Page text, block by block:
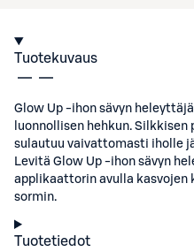
Tuotekuvaus
Glow Up -ihon sävyn
luonnollisen hehkun.
sulautuu vaivattomasti iholle
Levitä Glow Up -ihon sävyn
applikaattorin avulla kasvojen
sormin.
Tuotetiedot